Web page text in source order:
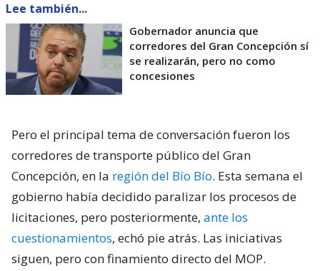
Lee también...
Gobernador anuncia que
corredores del Gran Concepción sí
se realizarán, pero no como
concesiones
Pero el principal tema de conversación fueron los
corredores de transporte público del Gran
Concepción, en la región del Bío Bío. Esta semana el
gobierno había decidido paralizar los procesos de
licitaciones, pero posteriormente, ante los
cuestionamientos, echó pie atrás. Las iniciativas
siguen, pero con finamiento directo del MOP.